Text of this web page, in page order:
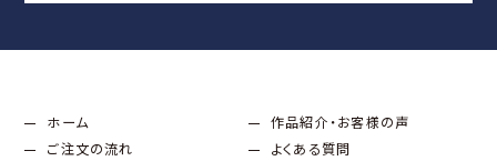
ホーム
作品紹介・お客様の声
ご注文の流れ
よくある質問